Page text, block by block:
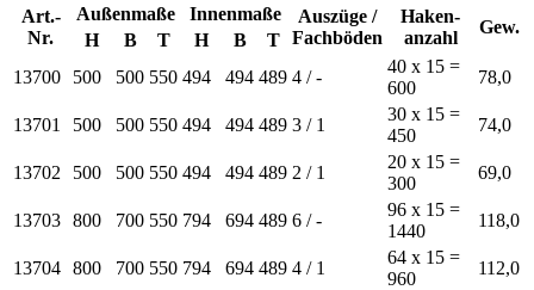
Art.-
Nr.
Außenmaße Innenmaße
Auszüge /
Fachböden
Haken-
anzahl
Gew.
H B T H B
T
13700
500 500 550 494 494 489 4 / -
40 x 15 =
600
78,0
13701 500 500 550 494 494 489 3 / 1
30 x 15 =
450
74,0
13702 500 500 550 494 494 489 2 / 1
20 x 15 =
300
69,0
13703 800 700 550 794 694 489 6 / -
96 x 15 =
1440
118,0
13704 800 700 550 794 694 489 4 / 1
64 x 15 =
960
112,0